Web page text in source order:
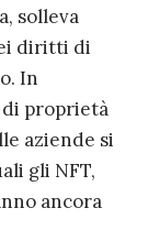
solleva
diritti di
In
proprietà
aziende si
gli NFT,
ancora